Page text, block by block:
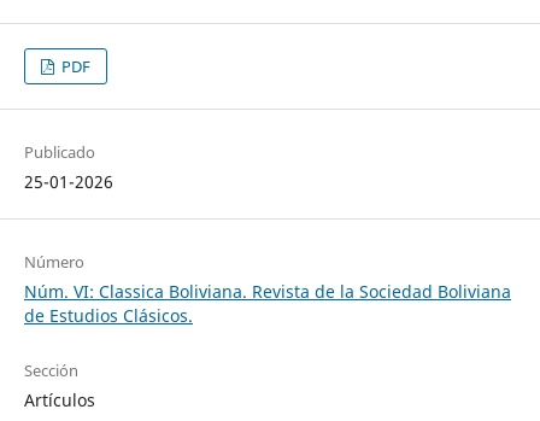
PDF
Publicado
25-01-2026
Número
Núm. VI: Classica Boliviana. Revista de la Sociedad Boliviana
de Estudios Clásicos.
Sección
Artículos